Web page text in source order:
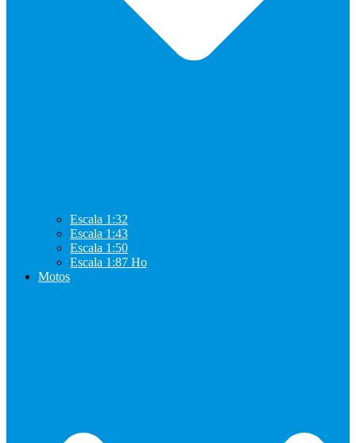
Escala 1:32
Escala 1:43
Escala 1:50
Escala 1:87 Ho
Motos